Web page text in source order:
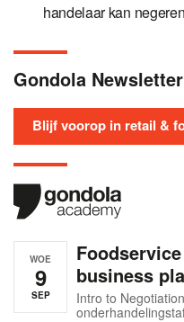
handelaar kan negeren
Gondola Newsletter
Blijf voorop in retail &
WOE
9
SEP
business
Intro to